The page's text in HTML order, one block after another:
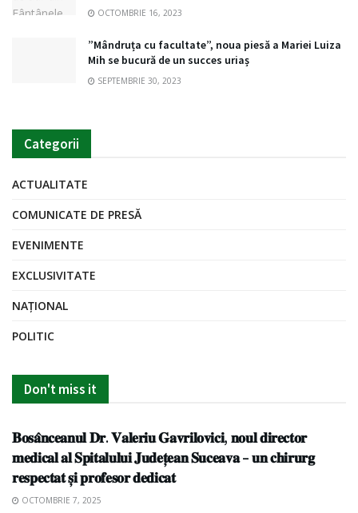
OCTOMBRIE 16, 2023
”Mândruța cu facultate”, noua piesă a Mariei Luiza
Mih se bucură de un succes uriaș
SEPTEMBRIE 30, 2023
Categorii
ACTUALITATE
COMUNICATE DE PRESĂ
EVENIMENTE
EXCLUSIVITATE
NAȚIONAL
POLITIC
Don't miss it
ACTUALITATE
𝐁𝐨𝐬𝐚̂𝐧𝐜𝐞𝐚𝐧𝐮𝐥 𝐃𝐫. 𝐕𝐚𝐥𝐞𝐫𝐢𝐮 𝐆𝐚𝐯𝐫𝐢𝐥𝐨𝐯𝐢𝐜𝐢, 𝐧𝐨𝐮𝐥 𝐝𝐢𝐫𝐞𝐜𝐭𝐨𝐫
𝐦𝐞𝐝𝐢𝐜𝐚𝐥 𝐚𝐥 𝐒𝐩𝐢𝐭𝐚𝐥𝐮𝐥𝐮𝐢 𝐉𝐮𝐝𝐞𝐭̦𝐞𝐚𝐧 𝐒𝐮𝐜𝐞𝐚𝐯𝐚 – 𝐮𝐧 𝐜𝐡𝐢𝐫𝐮𝐫𝐠
𝐫𝐞𝐬𝐩𝐞𝐜𝐭𝐚𝐭 𝐬̦𝐢 𝐩𝐫𝐨𝐟𝐞𝐬𝐨𝐫 𝐝𝐞𝐝𝐢𝐜𝐚𝐭
OCTOMBRIE 7, 2025